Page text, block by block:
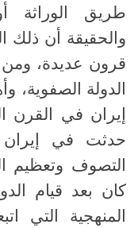
طريق الوراثة
والحقيقة أن ذلك
قرون عديدة، ومن
الدولة الصفوية،
إيران في القرن
حدثت في إيران
التصوف وتعظيم
كان بعد قيام
المنهجية التي